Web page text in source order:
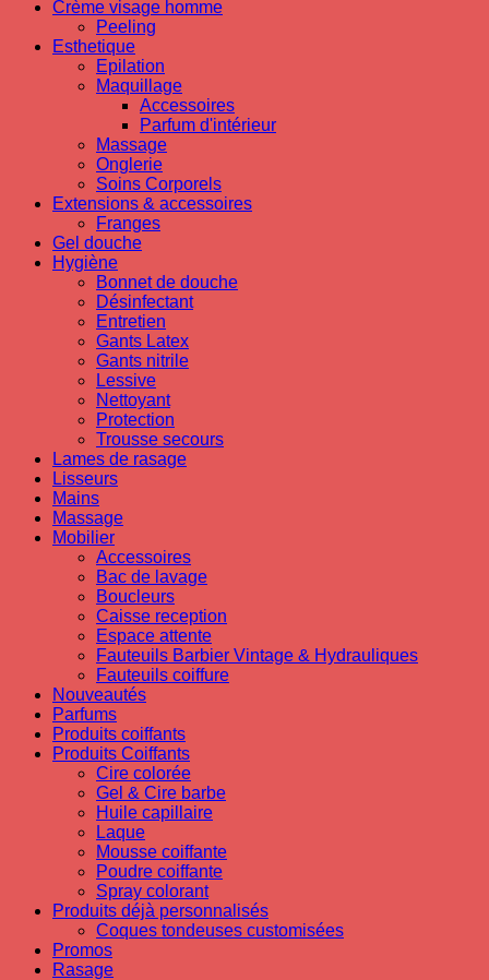
Crème visage homme
Peeling
Esthetique
Epilation
Maquillage
Accessoires
Parfum d'intérieur
Massage
Onglerie
Soins Corporels
Extensions & accessoires
Franges
Gel douche
Hygiène
Bonnet de douche
Désinfectant
Entretien
Gants Latex
Gants nitrile
Lessive
Nettoyant
Protection
Trousse secours
Lames de rasage
Lisseurs
Mains
Massage
Mobilier
Accessoires
Bac de lavage
Boucleurs
Caisse reception
Espace attente
Fauteuils Barbier Vintage & Hydrauliques
Fauteuils coiffure
Nouveautés
Parfums
Produits coiffants
Produits Coiffants
Cire colorée
Gel & Cire barbe
Huile capillaire
Laque
Mousse coiffante
Poudre coiffante
Spray colorant
Produits déjà personnalisés
Coques tondeuses customisées
Promos
Rasage